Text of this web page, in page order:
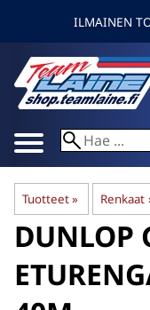
ILMAINEN
Tuotteet‪» Renkaat
DUNLOP